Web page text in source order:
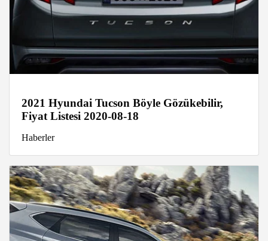
2021 Hyundai Tucson Böyle Gözükebilir,
Fiyat Listesi 2020-08-18
Haberler